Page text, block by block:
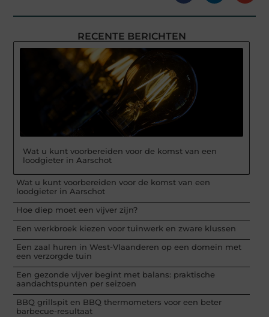
RECENTE BERICHTEN
Wat u kunt voorbereiden voor de komst van een
loodgieter in Aarschot
Wat u kunt voorbereiden voor de komst van een
loodgieter in Aarschot
Hoe diep moet een vijver zijn?
Een werkbroek kiezen voor tuinwerk en zware klussen
Een zaal huren in West-Vlaanderen op een domein met
een verzorgde tuin
Een gezonde vijver begint met balans: praktische
aandachtspunten per seizoen
BBQ grillspit en BBQ thermometers voor een beter
barbecue-resultaat